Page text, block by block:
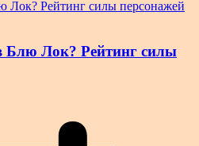
Блю Лок? Рейтинг силы